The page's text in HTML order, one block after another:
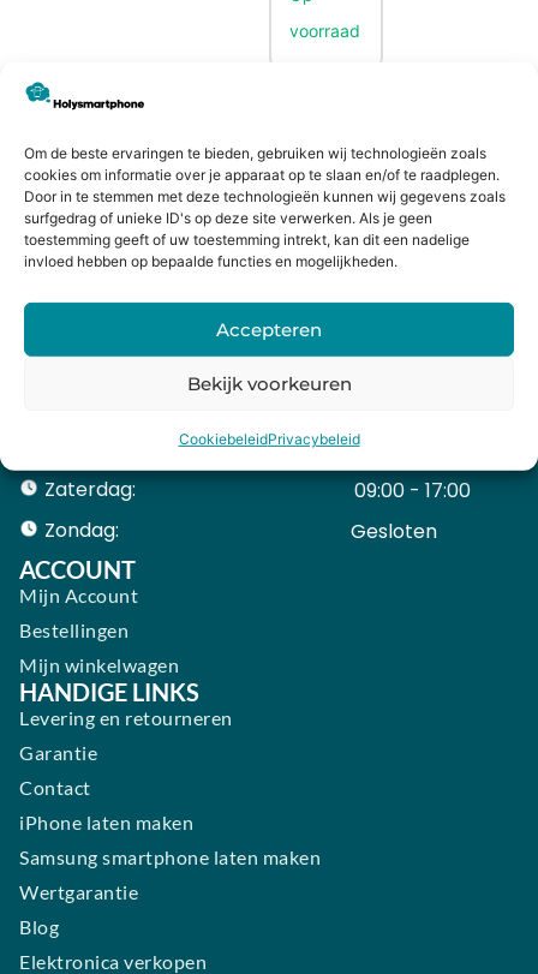
Om de beste ervaringen te bieden, gebruiken wij technologieën zoals
cookies om informatie over je apparaat op te slaan en/of te raadplegen.
Door in te stemmen met deze technologieën kunnen wij gegevens zoals
surfgedrag of unieke ID's op deze site verwerken. Als je geen
toestemming geeft of uw toestemming intrekt, kan dit een nadelige
invloed hebben op bepaalde functies en mogelijkheden.
Accepteren
Bekijk voorkeuren
CookiebeleidPrivacybeleid
Heiligeweg 43A
1561 DE, Krommenie
075 641 5169
info@holysmartphone.nl
09:00 - 18:00
Zaterdag:
09:00 - 17:00
Zondag:
Gesloten ​ ​ ​ ​ ​ ​ ​
ACCOUNT
Mijn Account
Bestellingen
Mijn winkelwagen
HANDIGE LINKS
Levering en retourneren
Garantie
Contact
iPhone laten maken
Samsung smartphone laten maken
Wertgarantie
Blog
Elektronica verkopen